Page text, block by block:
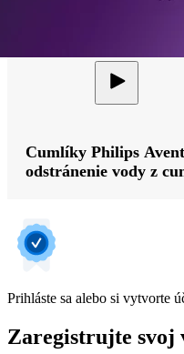
Cumlíky Philips
odstránenie vody z
Prihláste sa alebo si vytvorte
Zaregistrujte svoj